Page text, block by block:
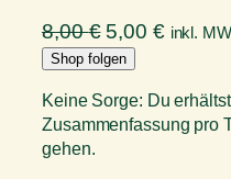
8,00€ U
r
p
5,00 €A
u
inkl.
Shop folgen
Keine Sorge: Du
Zusammenfassung pro
gehen.